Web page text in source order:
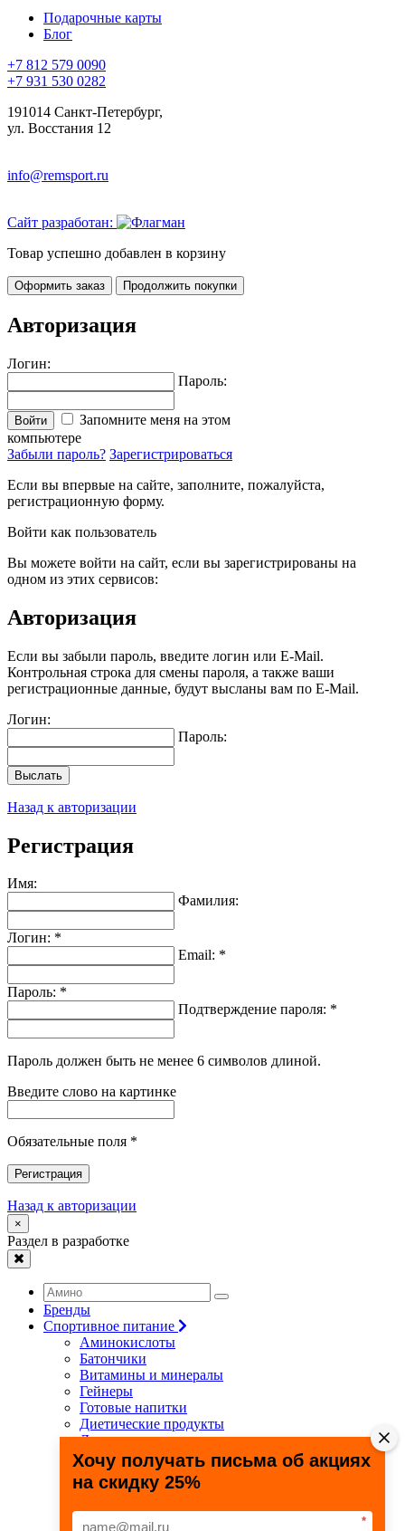
Подарочные карты
Блог
+7 812 579 0090
+7 931 530 0282
191014 Санкт-Петербург,
ул. Восстания 12
info@remsport.ru
Сайт разработан:
Товар успешно добавлен в корзину
Оформить заказ Продолжить покупки
Авторизация
Логин:
Пароль:
Войти
Запомните меня на этом
компьютере
Забыли пароль? Зарегистрироваться
Если вы впервые на сайте, заполните, пожалуйста,
регистрационную форму.
Войти как пользователь
Вы можете войти на сайт, если вы зарегистрированы на
одном из этих сервисов:
Авторизация
Если вы забыли пароль, введите логин или E-Mail.
Контрольная строка для смены пароля, а также ваши
регистрационные данные, будут высланы вам по E-Mail.
Логин:
Пароль:
Выслать
Назад к авторизации
Регистрация
Имя:
Фамилия:
Логин: *
Email: *
Пароль: *
Подтверждение пароля: *
Пароль должен быть не менее 6 символов длиной.
Введите слово на картинке
Обязательные поля *
Регистрация
Назад к авторизации
×
Раздел в разработке
Бренды
Спортивное питание
Аминокислоты
Батончики
Витамины и минералы
Гейнеры
Готовые напитки
Диетические продукты
Для связок и суставов
Жиросжигатели
Здоровье и долголетие
Креатин
Специальные препараты
Хочу получать письма об акциях
на скидку 25%
*